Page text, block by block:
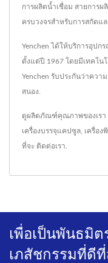
การผลิตน้ำเชื่อม สายการ
ครบวงจรสำหรับการสกัดแล
Yenchen ได้ให้บริการอุป
ตั้งแต่ปี 1967 โดยมีเทคโน
Yenchen รับประกันว่าควา
สนอง.
ดูผลิตภัณฑ์คุณภาพของเรา
เครื่องบรรจุแคปซูล เครื่อง
ที่จะ ติดต่อเรา
เพื่อเป็นพันธมิ
เภสัชกรรมที่ดี